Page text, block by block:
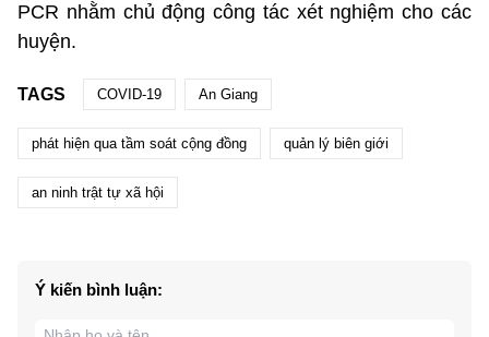
PCR nhằm chủ động công tác xét nghiệm cho các
huyện.
TAGS COVID-19 An Giang
phát hiện qua tầm soát cộng đồng quản lý biên giới
an ninh trật tự xã hội
Ý kiến bình luận: